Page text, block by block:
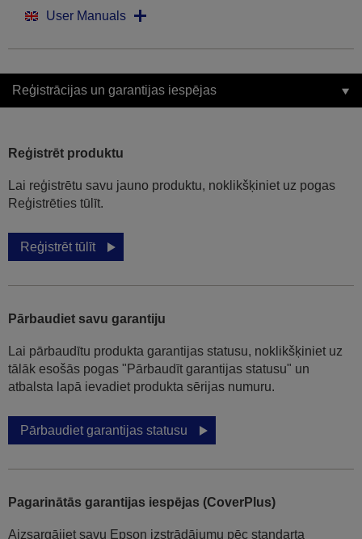
User Manuals
Reģistrācijas un garantijas iespējas
Reģistrēt produktu
Lai reģistrētu savu jauno produktu, noklikšķiniet uz pogas
Reģistrēties tūlīt.
Reģistrēt tūlīt
Pārbaudiet savu garantiju
Lai pārbaudītu produkta garantijas statusu, noklikšķiniet uz
tālāk esošās pogas "Pārbaudīt garantijas statusu" un
atbalsta lapā ievadiet produkta sērijas numuru.
Pārbaudiet garantijas statusu
Pagarinātās garantijas iespējas (CoverPlus)
Aizsargājiet savu Epson izstrādājumu pēc standarta